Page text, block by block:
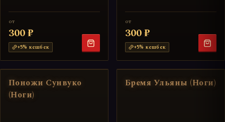
от
300 ₽
+5% кешбек
от
300 ₽
+5% кешбек
Поножи Сунвуко
(Ноги)
Бремя Ульяны (Ноги)